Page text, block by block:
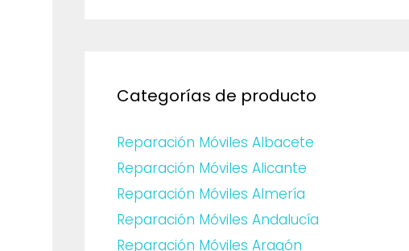
Categorías de producto
Reparación Móviles Albacete
Reparación Móviles Alicante
Reparación Móviles Almería
Reparación Móviles Andalucía
Reparación Móviles Aragón